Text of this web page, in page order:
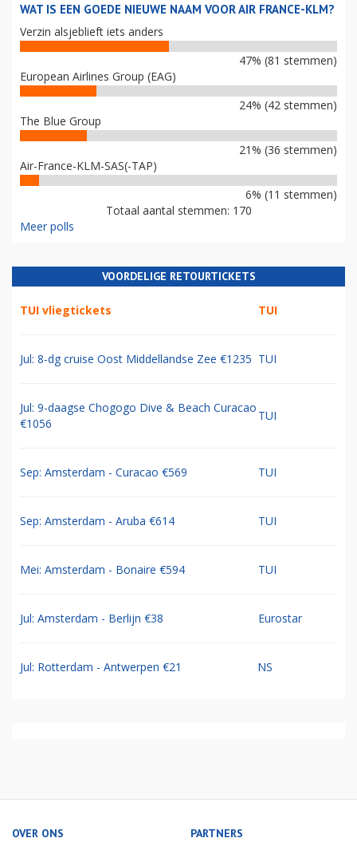
WAT IS EEN GOEDE NIEUWE NAAM VOOR AIR FRANCE-KLM?
Verzin alsjeblieft iets anders
47% (81 stemmen)
European Airlines Group (EAG)
24% (42 stemmen)
The Blue Group
21% (36 stemmen)
Air-France-KLM-SAS(-TAP)
6% (11 stemmen)
Totaal aantal stemmen: 170
Meer polls
VOORDELIGE RETOURTICKETS
TUI vliegtickets TUI
Jul: 8-dg cruise Oost Middellandse Zee €1235 TUI
Jul: 9-daagse Chogogo Dive & Beach Curacao
€1056
TUI
Sep: Amsterdam - Curacao €569 TUI
Sep: Amsterdam - Aruba €614 TUI
Mei: Amsterdam - Bonaire €594 TUI
Jul: Amsterdam - Berlijn €38 Eurostar
Jul: Rotterdam - Antwerpen €21 NS
OVER ONS PARTNERS